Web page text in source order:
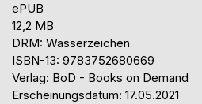
ePUB
12,2 MB
DRM: Wasserzeichen
ISBN-13: 9783752680669
Verlag: BoD - Books on Demand
Erscheinungsdatum: 17.05.2021